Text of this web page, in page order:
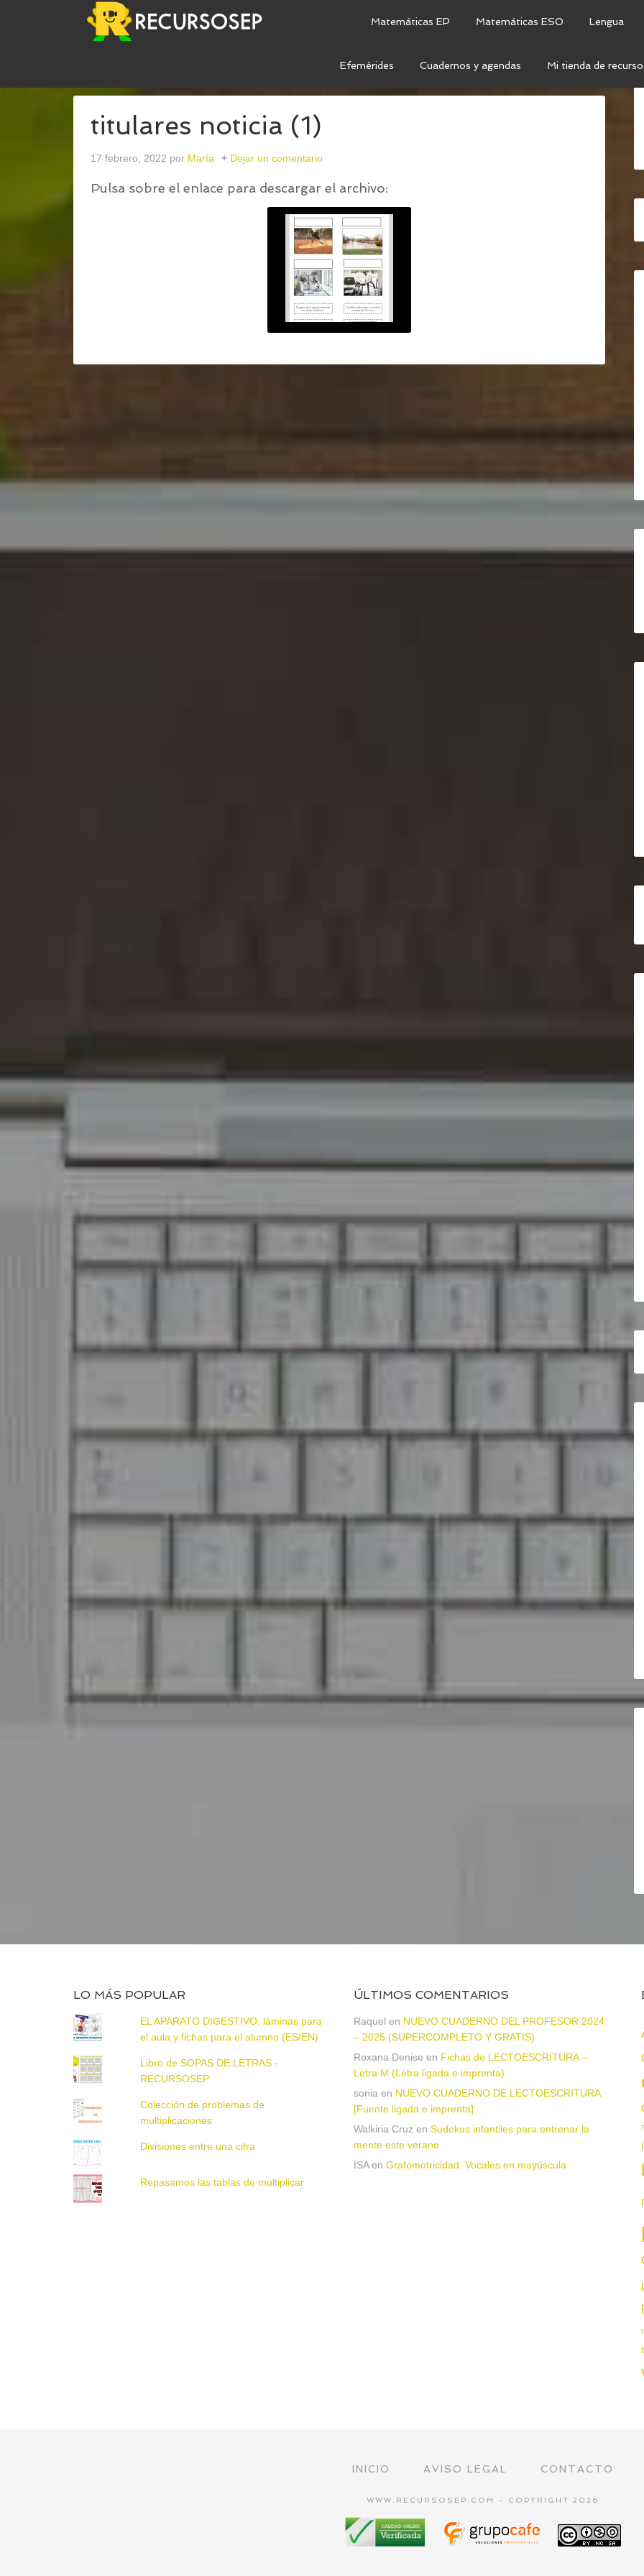
Matemáticas EP Matemáticas ESO Lengua
Efemérides Cuadernos y agendas Mi tienda de
TITULARES NOTICIA (1)
titulares noticia (1)
17 febrero, 2022 por María Dejar un comentario
Pulsa sobre el enlace para descargar el archivo:
LO MÁS POPULAR
EL APARATO DIGESTIVO: láminas para
el aula y fichas para el alumno (ES/EN)
Libro de SOPAS DE LETRAS -
RECURSOSEP
Colección de problemas de
multiplicaciones
Divisiones entre una cifra
Repasamos las tablas de multiplicar
ÚLTIMOS COMENTARIOS
Raquel en NUEVO CUADERNO DEL PROFESOR 2024
– 2025 (SUPERCOMPLETO Y GRATIS)
Roxana Denise en Fichas de LECTOESCRITURA –
Letra M (Letra ligada e imprenta)
sonia en NUEVO CUADERNO DE LECTOESCRITURA
[Fuente ligada e imprenta]
Walkiria Cruz en Sudokus infantiles para entrenar la
mente este verano
ISAen Grafomotricidad. Vocales en mayúscula
INICIO AVISO LEGAL CONTACTO
WWW.RECURSOSEP.COM - COPYRIGHT 2026